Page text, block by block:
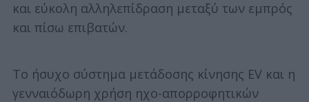
και εύκολη αλληλεπίδραση μεταξύ των εμπρός
και πίσω επιβατών.
Το ήσυχο σύστημα μετάδοσης κίνησης EV και η
γενναιόδωρη χρήση ηχο-απορροφητικών